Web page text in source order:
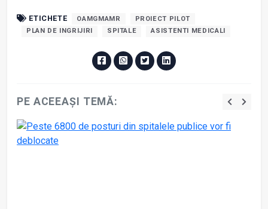
ETICHETE OAMGMAMR
PROIECT PILOT
PLAN DE INGRIJIRI
SPITALE ASISTENTI MEDICALI
PE ACEEAȘI TEMĂ: